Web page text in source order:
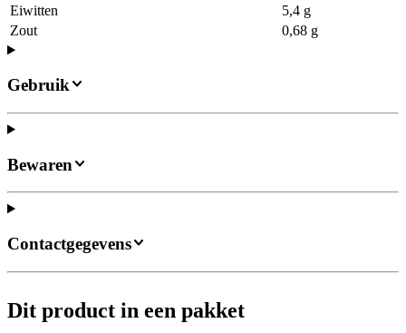
Eiwitten
5,4 g
Zout
0,68 g
Gebruik
Bewaren
Contactgegevens
Dit product in een pakket